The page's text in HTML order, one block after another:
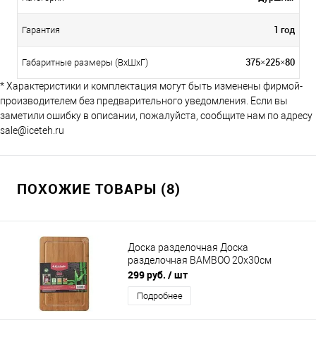
Гарантия 1 год
Габаритные размеры (ВхШхГ) 375×225×80
* Характеристики и комплектация могут быть изменены фирмой-
производителем без предварительного уведомления. Если вы
заметили ошибку в описании, пожалуйста, сообщите нам по адресу
sale@iceteh.ru
ПОХОЖИЕ ТОВАРЫ (8)
Доска разделочная Доска
разделочная BAMBOO 20х30см
299 руб. / шт
Подробнее